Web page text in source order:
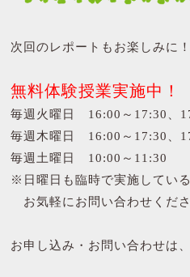
次回のレポートもお楽しみに！
無料体験授業実施中！
毎週火曜日 16:00～17:30、
毎週木曜日 16:00～17:30、
毎週土曜日 10:00～11:30
※日曜日も臨時で実施してい
お気軽にお問い合わせくだ
お申し込み・お問い合わせは、